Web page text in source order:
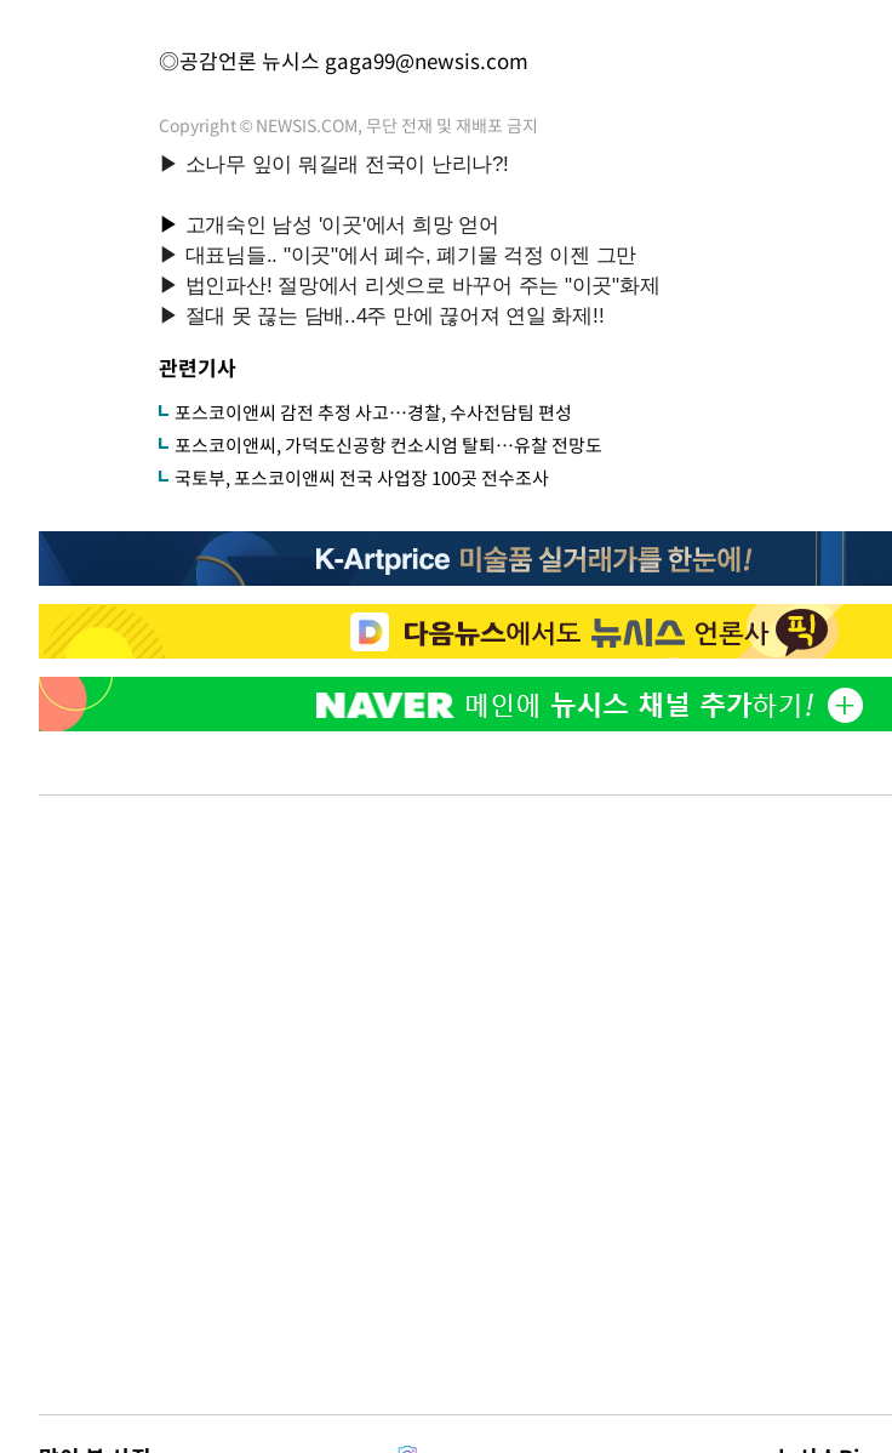
◎공감언론 뉴시스 gaga99@newsis.com
Copyright © NEWSIS.COM, 무단 전재 및 재배포 금지
관련기사
포스코이앤씨 감전 추정 사고…경찰, 수사전담팀 편성
포스코이앤씨, 가덕도신공항 컨소시엄 탈퇴…유찰 전망도
국토부, 포스코이앤씨 전국 사업장 100곳 전수조사